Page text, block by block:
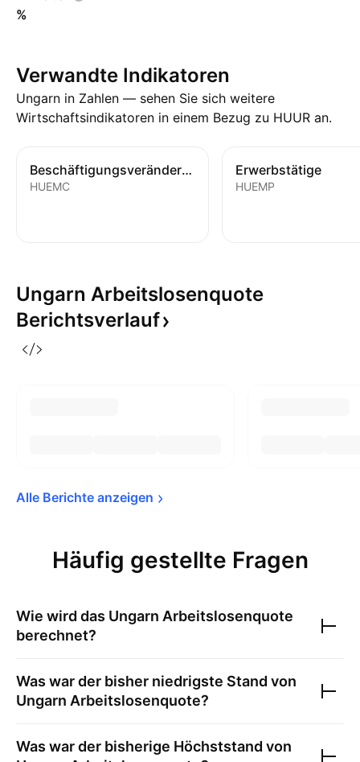
%
Verwandte Indikatoren
Ungarn in Zahlen — sehen Sie sich weitere
Wirtschaftsindikatoren in einem Bezug zu HUUR an.
Beschäftigungsveränderung
HUEMC
Erwerbstätige
HUEMP
Ungarn Arbeitslosenquote
Berichtsverlauf
Alle Berichte anzeigen
Häufig gestellte Fragen
Wie wird das Ungarn Arbeitslosenquote
berechnet?
Was war der bisher niedrigste Stand von
Ungarn Arbeitslosenquote?
Was war der bisherige Höchststand von